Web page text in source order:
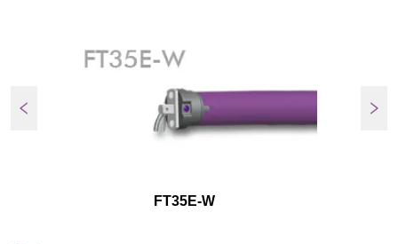
FT35E-W